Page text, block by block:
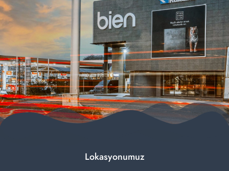
Lokasyonumuz